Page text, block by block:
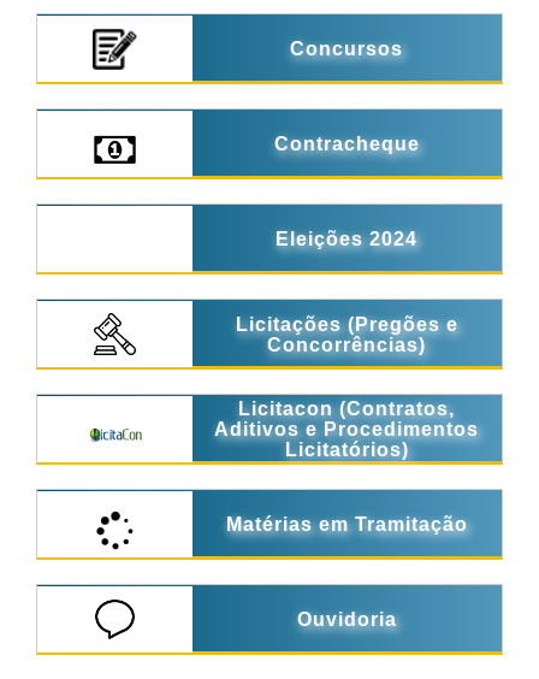
Concursos
Contracheque
Eleições 2024
Licitações (Pregões e
Concorrências)
Licitacon (Contratos,
Aditivos e Procedimentos
Licitatórios)
Matérias em Tramitação
Ouvidoria